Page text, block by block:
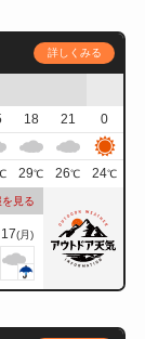
詳しくみる
18 21
0
29℃ 26℃ 24℃
見る
17(月)